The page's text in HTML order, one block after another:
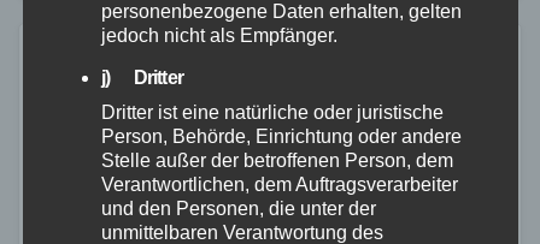
personenbezogene Daten erhalten, gelten
jedoch nicht als Empfänger.
j) Dritter
Dritter ist eine natürliche oder juristische
Person, Behörde, Einrichtung oder andere
Stelle außer der betroffenen Person, dem
Verantwortlichen, dem Auftragsverarbeiter
und den Personen, die unter der
unmittelbaren Verantwortung des